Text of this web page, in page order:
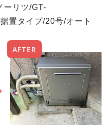
ーリツ/GT-
置タイプ/20号/オート
AFTER